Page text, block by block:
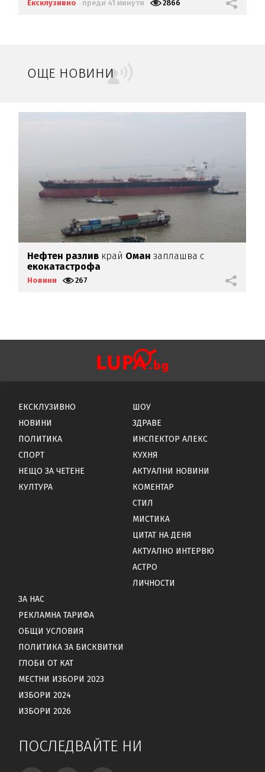
Ексклузивно преди 41 минути 2866
ОЩЕ НОВИНИ
Нефтен разлив край Оманзаплашва с
екокатастрофа
Новини 267
ЕКСКЛУЗИВНО
НОВИНИ
ПОЛИТИКА
СПОРТ
НЕЩО ЗА ЧЕТЕНЕ
КУЛТУРА
ШОУ
ЗДРАВЕ
ИНСПЕКТОР АЛЕКС
КУХНЯ
АКТУАЛНИ НОВИНИ
КОМЕНТАР
СТИЛ
МИСТИКА
ЦИТАТ НА ДЕНЯ
АКТУАЛНО ИНТЕРВЮ
АСТРО
ЛИЧНОСТИ
ЗА НАС
РЕКЛАМНА ТАРИФА
ОБЩИ УСЛОВИЯ
ПОЛИТИКА ЗА БИСКВИТКИ
ГЛОБИ ОТ КАТ
МЕСТНИ ИЗБОРИ 2023
ИЗБОРИ 2024
ИЗБОРИ 2026
ПОСЛЕДВАЙТЕ НИ